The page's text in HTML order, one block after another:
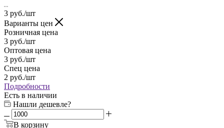
3 руб./шт
Варианты цен
Розничная цена
3 руб./шт
Оптовая цена
3 руб./шт
Спец цена
2 руб./шт
Подробности
Есть в наличии
Нашли дешевле?
В корзину